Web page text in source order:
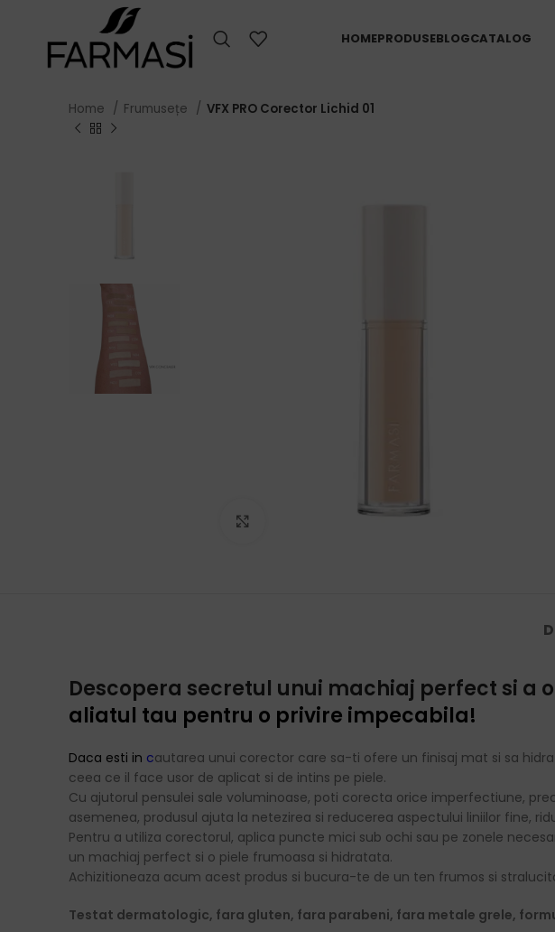
HOMEPRODUSEBLOGCATALOG
Home Frumusețe VFX PRO Corector Lichid 01
Descopera secretul unui machiaj perfect si a
aliatul tau pentru o privire impecabila!
Daca esti in cautarea unui corector care sa-ti ofere un finisaj mat si sa
ceea ce il face usor de aplicat si de intins pe piele.
Cu ajutorul pensulei sale voluminoase, poti corecta orice imperfectiune,
asemenea, produsul ajuta la netezirea si reducerea aspectului liniilor fine,
Pentru a utiliza corectorul, aplica puncte mici sub ochi sau pe zonele
un machiaj perfect si o piele frumoasa si hidratata.
Achizitioneaza acum acest produs si bucura-te de un ten frumos si
Testat dermatologic, fara gluten, fara parabeni, fara metale grele,